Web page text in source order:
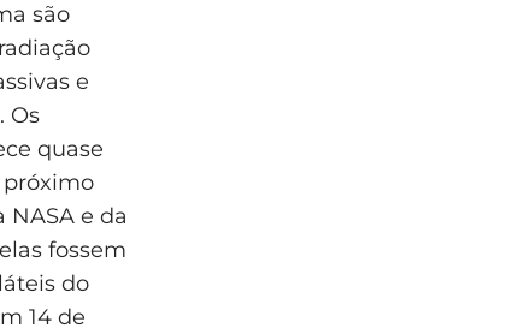
são
e
Os
quase
próximo
NASA e da
fossem
do
14 de